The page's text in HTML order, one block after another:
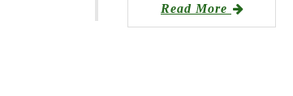
Read More